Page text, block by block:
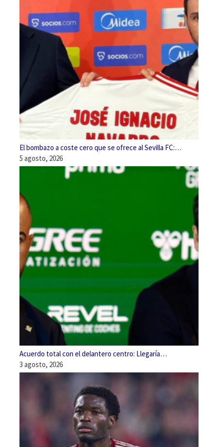
El bombazo a coste cero que se ofrece al Sevilla FC:…
5 agosto, 2026
Acuerdo total con el delantero centro: Llegaría…
3 agosto, 2026